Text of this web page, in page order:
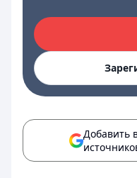
Добавить